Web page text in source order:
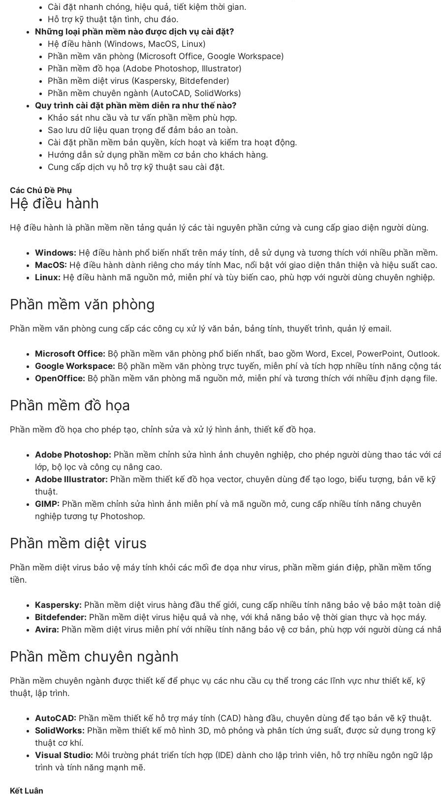
Cài đặt nhanh chóng, hiệu quả, tiết kiệm thời gian.
Hỗ trợ kỹ thuật tận tình, chu đáo.
Những loại phần mềm nào được dịch vụ cài đặt?
Hệ điều hành (Windows, MacOS, Linux)
Phần mềm văn phòng (Microsoft Office, Google Workspace)
Phần mềm đồ họa (Adobe Photoshop, Illustrator)
Phần mềm diệt virus (Kaspersky, Bitdefender)
Phần mềm chuyên ngành (AutoCAD, SolidWorks)
Quy trình cài đặt phần mềm diễn ra như thế nào?
Khảo sát nhu cầu và tư vấn phần mềm phù hợp.
Sao lưu dữ liệu quan trọng để đảm bảo an toàn.
Cài đặt phần mềm bản quyền, kích hoạt và kiểm tra hoạt động.
Hướng dẫn sử dụng phần mềm cơ bản cho khách hàng.
Cung cấp dịch vụ hỗ trợ kỹ thuật sau cài đặt.
Các Chủ Đề Phụ
Hệ điều hành
Hệ điều hành là phần mềm nền tảng quản lý các tài nguyên phần cứng và cung cấp giao diện người dùng.
Windows: Hệ điều hành phổ biến nhất trên máy tính, dễ sử dụng và tương thích với nhiều phần mềm.
MacOS: Hệ điều hành dành riêng cho máy tính Mac, nổi bật với giao diện thân thiện và hiệu suất cao.
Linux: Hệ điều hành mã nguồn mở, miễn phí và tùy biến cao, phù hợp với người dùng chuyên nghiệp.
Phần mềm văn phòng
Phần mềm văn phòng cung cấp các công cụ xử lý văn bản, bảng tính, thuyết trình, quản lý email.
Microsoft Office: Bộ phần mềm văn phòng phổ biến nhất, bao gồm Word, Excel, PowerPoint, Outlook.
Google Workspace: Bộ phần mềm văn phòng trực tuyến, miễn phí và tích hợp nhiều tính năng cộng
OpenOffice: Bộ phần mềm văn phòng mã nguồn mở, miễn phí và tương thích với nhiều định dạng file.
Phần mềm đồ họa
Phần mềm đồ họa cho phép tạo, chỉnh sửa và xử lý hình ảnh, thiết kế đồ họa.
Adobe Photoshop: Phần mềm chỉnh sửa hình ảnh chuyên nghiệp, cho phép người dùng thao tác với
lớp, bộ lọc và công cụ nâng cao.
Adobe Illustrator: Phần mềm thiết kế đồ họa vector, chuyên dùng để tạo logo, biểu tượng, bản vẽ kỹ
thuật.
GIMP: Phần mềm chỉnh sửa hình ảnh miễn phí và mã nguồn mở, cung cấp nhiều tính năng chuyên
nghiệp tương tự Photoshop.
Phần mềm diệt virus
Phần mềm diệt virus bảo vệ máy tính khỏi các mối đe dọa như virus, phần mềm gián điệp, phần mềm tống
tiền.
Kaspersky: Phần mềm diệt virus hàng đầu thế giới, cung cấp nhiều tính năng bảo vệ bảo mật toàn
Bitdefender: Phần mềm diệt virus hiệu quả và nhẹ, với khả năng bảo vệ thời gian thực và học máy.
Avira: Phần mềm diệt virus miễn phí với nhiều tính năng bảo vệ cơ bản, phù hợp với người dùng cá
Phần mềm chuyên ngành
Phần mềm chuyên ngành được thiết kế để phục vụ các nhu cầu cụ thể trong các lĩnh vực như thiết kế, kỹ
thuật, lập trình.
AutoCAD: Phần mềm thiết kế hỗ trợ máy tính (CAD) hàng đầu, chuyên dùng để tạo bản vẽ kỹ thuật.
SolidWorks: Phần mềm thiết kế mô hình 3D, mô phỏng và phân tích ứng suất, được sử dụng trong kỹ
thuật cơ khí.
Visual Studio: Môi trường phát triển tích hợp (IDE) dành cho lập trình viên, hỗ trợ nhiều ngôn ngữ lập
trình và tính năng mạnh mẽ.
Kết Luận